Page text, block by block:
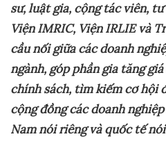
sư, luật gia, cộng tác viên,
Viện IMRIC, Viện IRLIE và
cầu nối giữa các doanh
ngành, góp phần gia tăng
chính sách, tìm kiếm cơ hội
cộng đồng các doanh
Nam nói riêng và quốc tế